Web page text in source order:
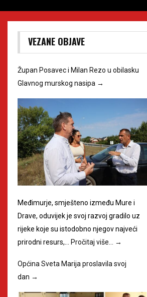
VEZANE OBJAVE
Župan Posavec i Milan Rezo u obilasku
Glavnog murskog nasipa →
Međimurje, smješteno između Mure i
Drave, oduvijek je svoj razvoj gradilo uz
rijeke koje su istodobno njegov najveći
prirodni resurs,… Pročitaj više… →
Općina Sveta Marija proslavila svoj
dan →